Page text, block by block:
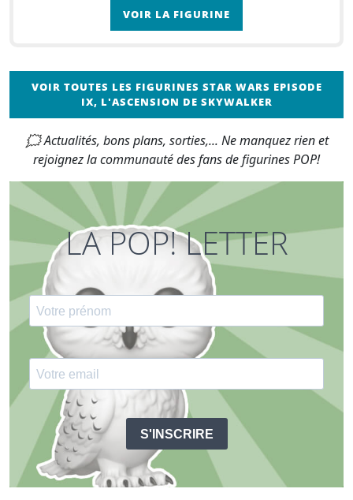
VOIR LA FIGURINE
VOIR TOUTES LES FIGURINES STAR WARS EPISODE
IX, L'ASCENSION DE SKYWALKER
🗯 Actualités, bons plans, sorties,... Ne manquez rien et
rejoignez la communauté des fans de figurines POP!
LA POP! LETTER
S'INSCRIRE